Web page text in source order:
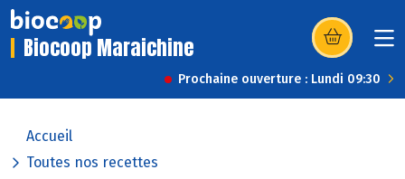
Biocoop Maraichine (s’ouvre dans
Prochaine ouverture : Lundi 09:30
Accueil
Toutes nos recettes